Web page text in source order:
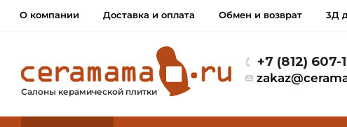
О компании Доставка и оплата Обмен и возврат 3Д
Салоны керамической плитки
+7 (812) 607-